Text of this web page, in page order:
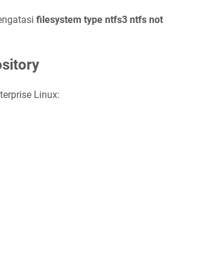
filesystem type ntfs3 ntfs not
Linux: